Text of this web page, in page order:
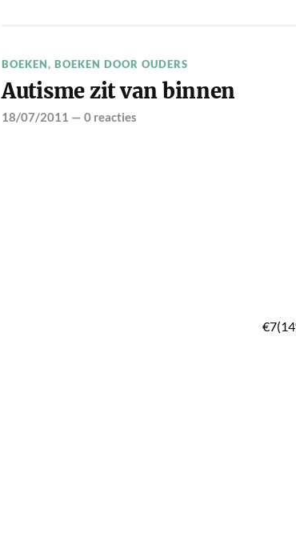
BOEKEN, BOEKEN DOOR OUDERS
Autisme zit van binnen
18/07/2011 — 0 reacties